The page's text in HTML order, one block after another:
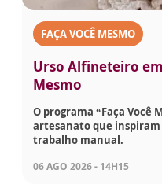
FAÇA VOCÊ MESMO
Urso Alfineteiro
Mesmo
O programa “Faça Você
artesanato que
trabalho manual.
06 AGO 2026 - 14H15